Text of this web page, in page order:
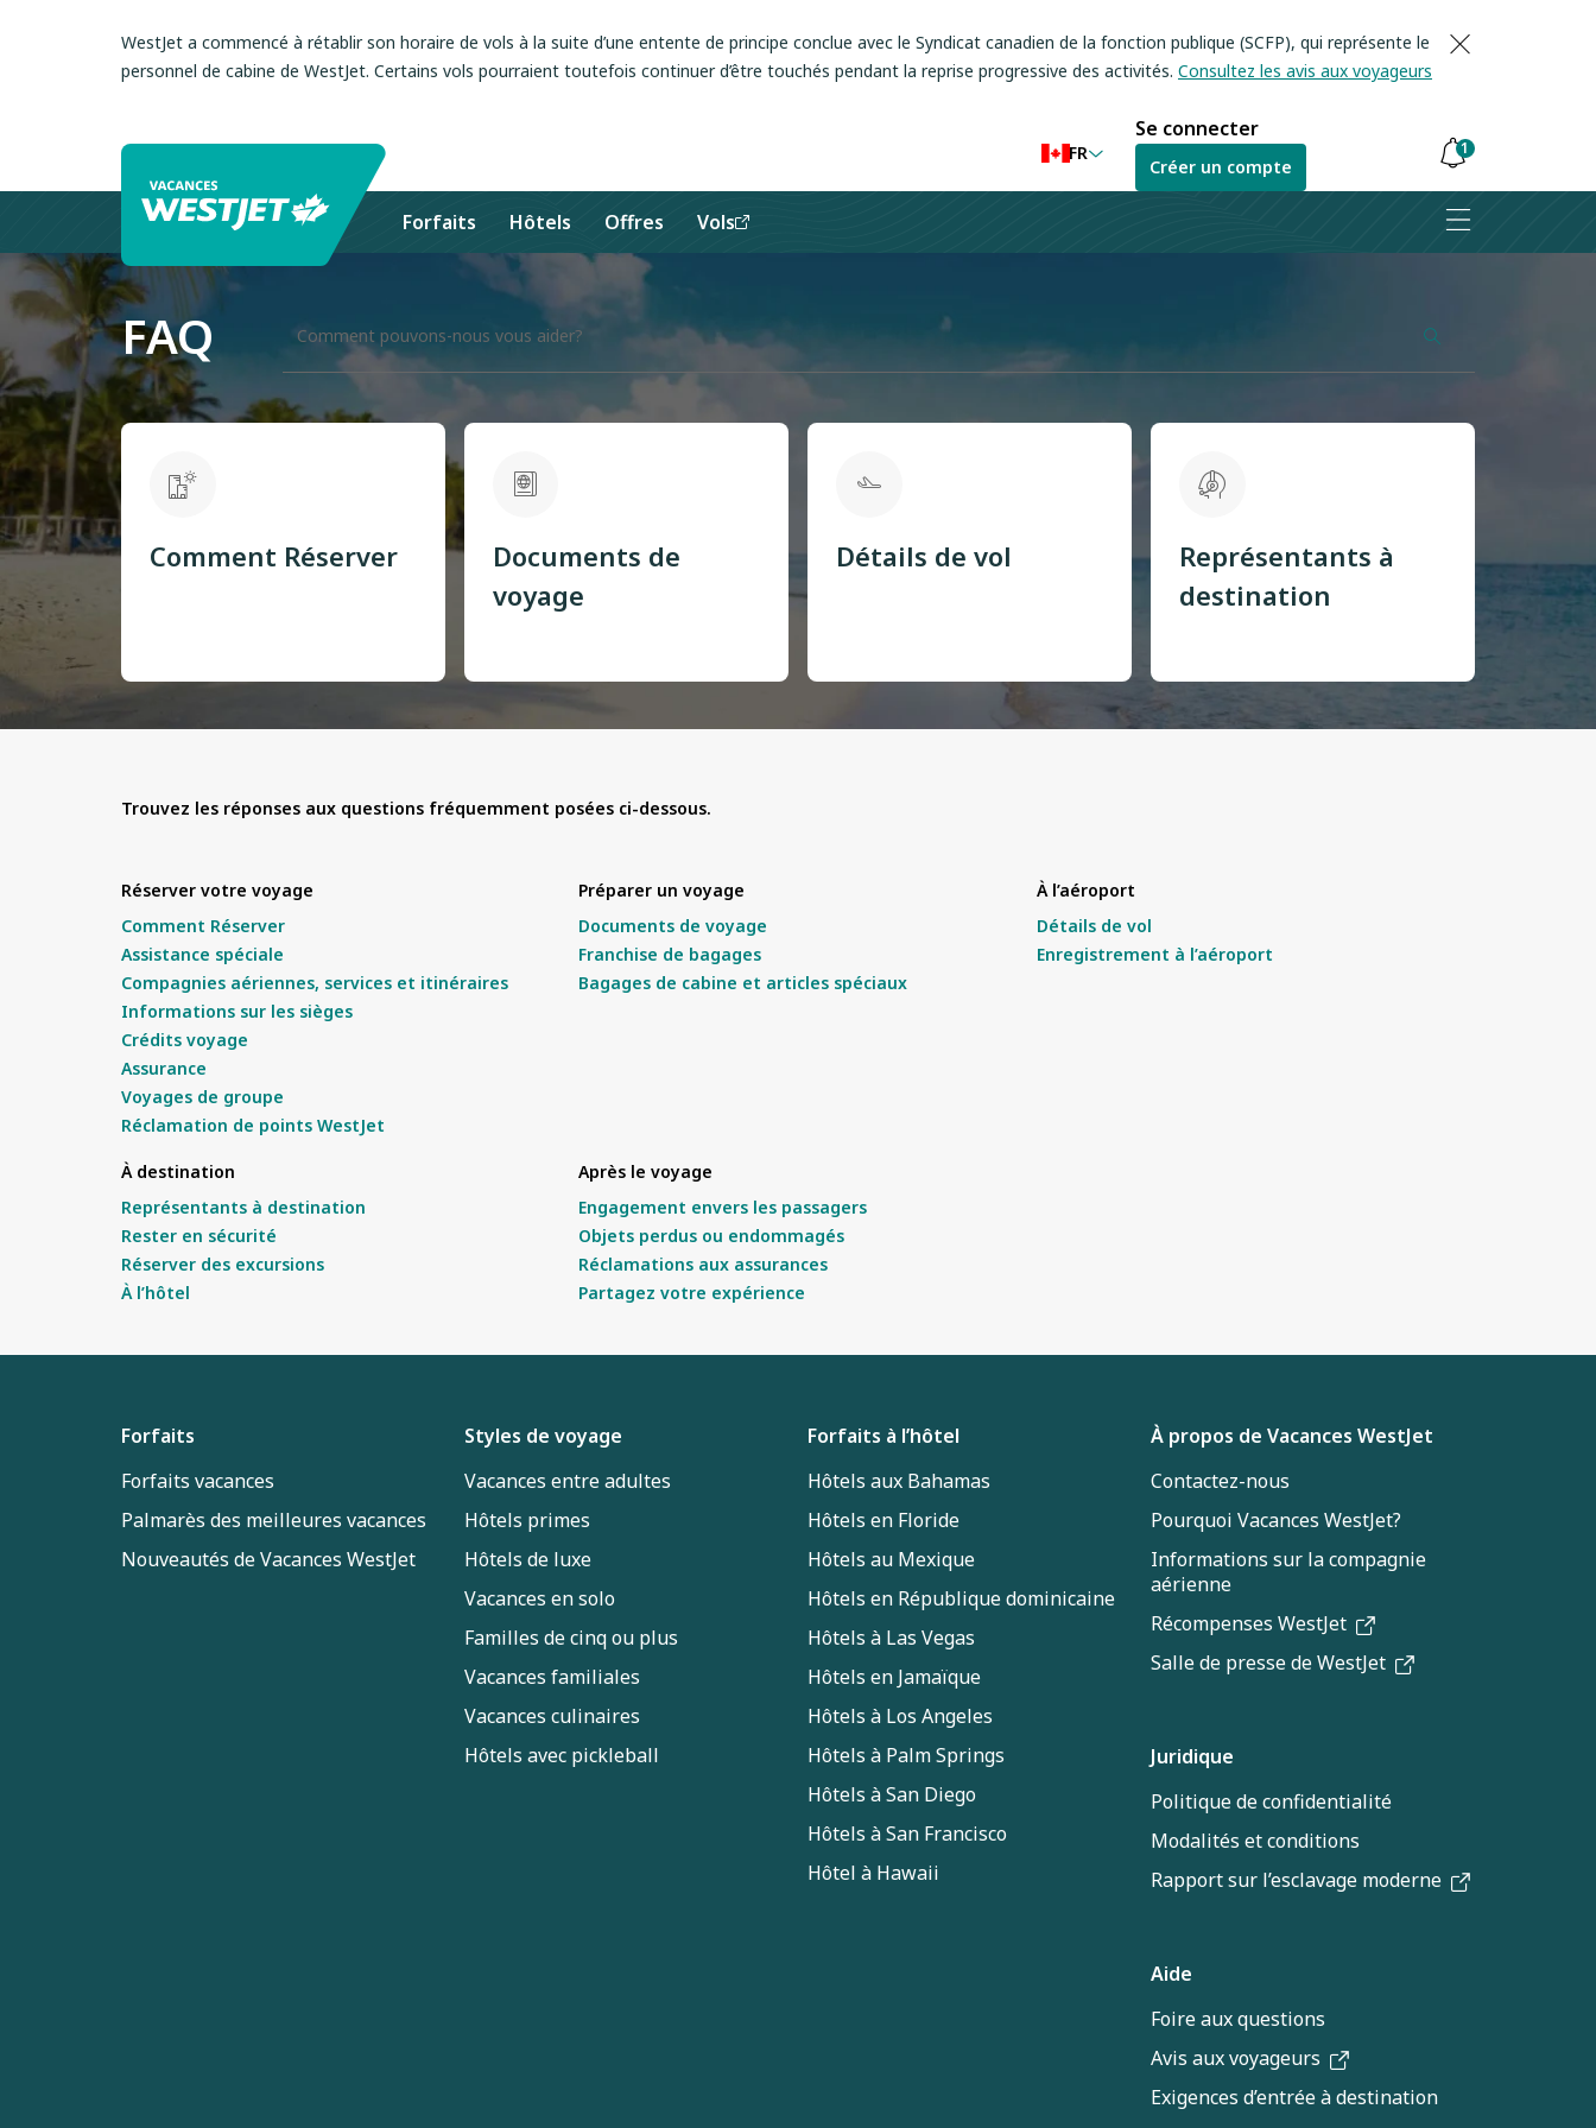
WestJet a commencé à rétablir son horaire de vols à la suite d’une entente de principe conclue avec le Syndicat canadien de la fonction publique (SCFP), qui représente le
personnel de cabine de WestJet. Certains vols pourraient toutefois continuer d’être touchés pendant la reprise progressive des activités. Consultez les avis aux voyageurs
FR
Se connecter
Créer un compte
1
Les
notifications
Forfaits Hôtels Offres Vols
FAQ Comment pouvons-nous vous aider?
Comment Réserver
Documents de
voyage
Détails de vol
Représentants à
destination
Trouvez les réponses aux questions fréquemment posées ci-dessous.
Réserver votre voyage
Comment Réserver
Assistance spéciale
Compagnies aériennes, services et itinéraires
Informations sur les sièges
Crédits voyage
Assurance
Voyages de groupe
Réclamation de points WestJet
Préparer un voyage
Documents de voyage
Franchise de bagages
Bagages de cabine et articles spéciaux
À l’aéroport
Détails de vol
Enregistrement à l’aéroport
À destination
Représentants à destination
Rester en sécurité
Réserver des excursions
À l’hôtel
Après le voyage
Engagement envers les passagers
Objets perdus ou endommagés
Réclamations aux assurances
Partagez votre expérience
Forfaits
Forfaits vacances
Palmarès des meilleures vacances
Nouveautés de Vacances WestJet
Styles de voyage
Vacances entre adultes
Hôtels primes
Hôtels de luxe
Vacances en solo
Familles de cinq ou plus
Vacances familiales
Vacances culinaires
Hôtels avec pickleball
Forfaits à l’hôtel
Hôtels aux Bahamas
Hôtels en Floride
Hôtels au Mexique
Hôtels en République dominicaine
Hôtels à Las Vegas
Hôtels en Jamaïque
Hôtels à Los Angeles
Hôtels à Palm Springs
Hôtels à San Diego
Hôtels à San Francisco
Hôtel à Hawaii
À propos de Vacances WestJet
Contactez-nous
Pourquoi Vacances WestJet?
Informations sur la compagnie
aérienne
Récompenses WestJet
Salle de presse de WestJet
Juridique
Politique de confidentialité
Modalités et conditions
Rapport sur l’esclavage moderne
Aide
Foire aux questions
Avis aux voyageurs
Exigences d’entrée à destination